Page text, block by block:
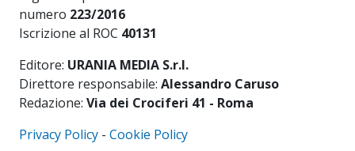
numero 223/2016
Iscrizione al ROC 40131
Editore: URANIA MEDIA S.r.l.
Direttore responsabile: Alessandro Caruso
Redazione: Via dei Crociferi 41 - Roma
Privacy Policy - Cookie Policy